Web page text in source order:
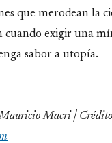
que merodean la
cuando exigir una
sabor a utopía.
Mauricio Macri |